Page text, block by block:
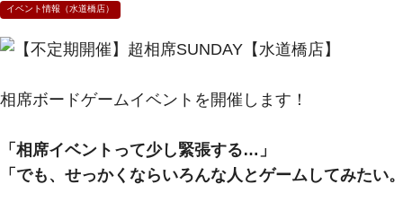
イベント情報（水道橋店）
相席ボードゲームイベントを開催します！
「相席イベントって少し緊張する…」
「でも、せっかくならいろんな人とゲームしてみたい